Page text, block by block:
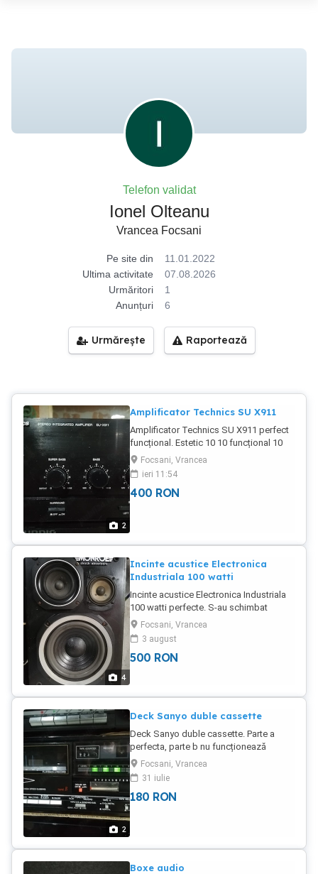
Telefon validat
Ionel Olteanu
Vrancea Focsani
Pe site din
11.01.2022
Ultima activitate
07.08.2026
Urmăritori
1
Anunțuri
6
Urmărește Raportează
2
Amplificator Technics SU X911
Amplificator Technics SU X911 perfect
funcțional. Estetic 10 10 funcțional 10
10. Ofer video celor interesați.
Focsani, Vrancea
ieri 11:54
400 RON
4
Incinte acustice Electronica
Industriala 100 watti
Incinte acustice Electronica Industriala
100 watti perfecte. S-au schimbat
difuzoare performante. Sunet cald
specific anilor 80. S-au păstrat filtrele
originale. Mulțumesc
Focsani, Vrancea
3 august
500 RON
2
Deck Sanyo duble cassette
Deck Sanyo duble cassette. Parte a
perfecta, parte b nu funcționează
derulare înainte și pauza. Se vinde ca
defect.
Focsani, Vrancea
31 iulie
180 RON
Boxe audio